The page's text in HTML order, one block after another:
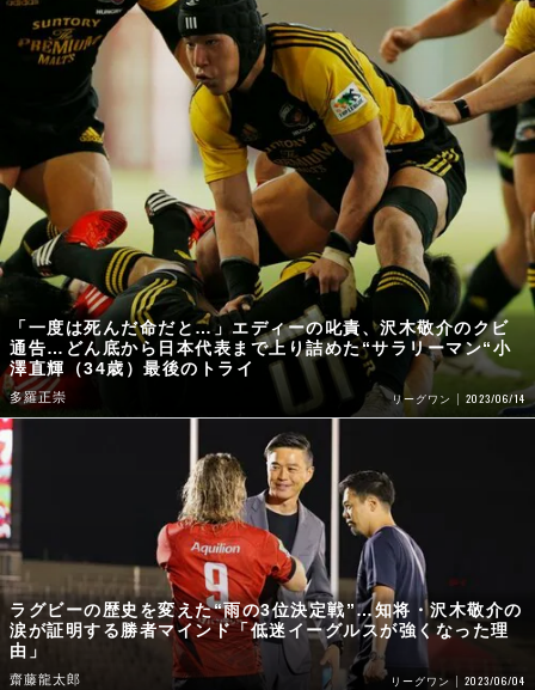
「一度は死んだ命だと…」エディーの叱責、沢木敬介のクビ
通告…どん底から日本代表まで上り詰めた“サラリーマン“小
澤直輝（34歳）最後のトライ
多羅正崇 リーグワン 2023/06/14
ラグビーの歴史を変えた“雨の3位決定戦”…知将・沢木敬介の
涙が証明する勝者マインド「低迷イーグルスが強くなった理
由」
齋藤龍太郎 リーグワン 2023/06/04